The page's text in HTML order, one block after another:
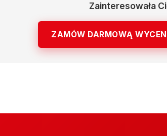
Zainteresowała
ZAMÓW DARMOWĄ